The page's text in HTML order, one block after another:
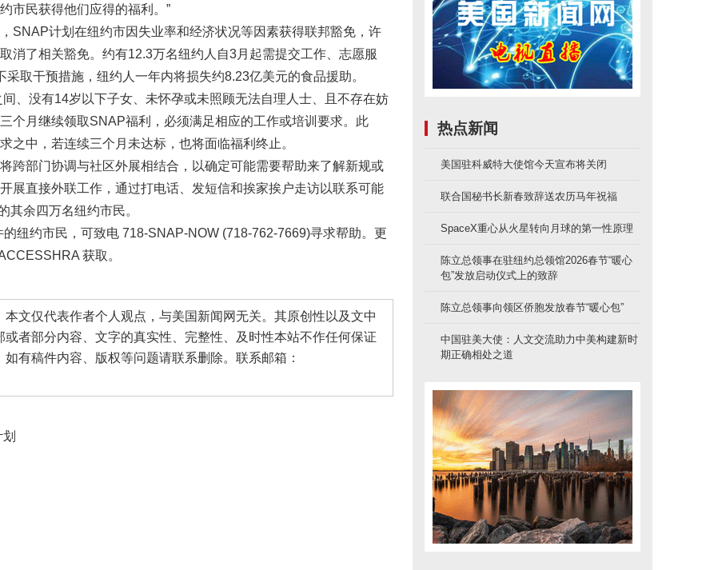
市民获得他们应得的福利。”
SNAP计划在纽约市因失业率和经济状况等因素获得联邦豁免，许
消了相关豁免。约有12.3万名纽约人自3月起需提交工作、志愿服
取干预措施，纽约人一年内将损失约8.23亿美元的食品援助。
、没有14岁以下子女、未怀孕或未照顾无法自理人士、且不存在妨
个月继续领取SNAP福利，必须满足相应的工作或培训要求。此
之中，若连续三个月未达标，也将面临福利终止。
跨部门协调与社区外展相结合，以确定可能需要帮助来了解新规或
展直接外联工作，通过打电话、发短信和挨家挨户走访以联系可能
其余四万名纽约市民。
纽约市民，可致电 718-SNAP-NOW (718-762-7669)寻求帮助。更
获取。
仅代表作者个人观点，与美国新闻网无关。其原创性以及文中
者部分内容、文字的真实性、完整性、及时性本站不作任何保证
有稿件内容、版权等问题请联系删除。联系邮箱：
热点新闻
美国驻科威特大使馆今天宣布将关闭
联合国秘书长新春致辞送农历马年祝福
SpaceX重心从火星转向月球的第一性原理
陈立总领事在驻纽约总领馆2026春节“暖心
包”发放启动仪式上的致辞
陈立总领事向领区侨胞发放春节“暖心包”
中国驻美大使：人文交流助力中美构建新时
期正确相处之道